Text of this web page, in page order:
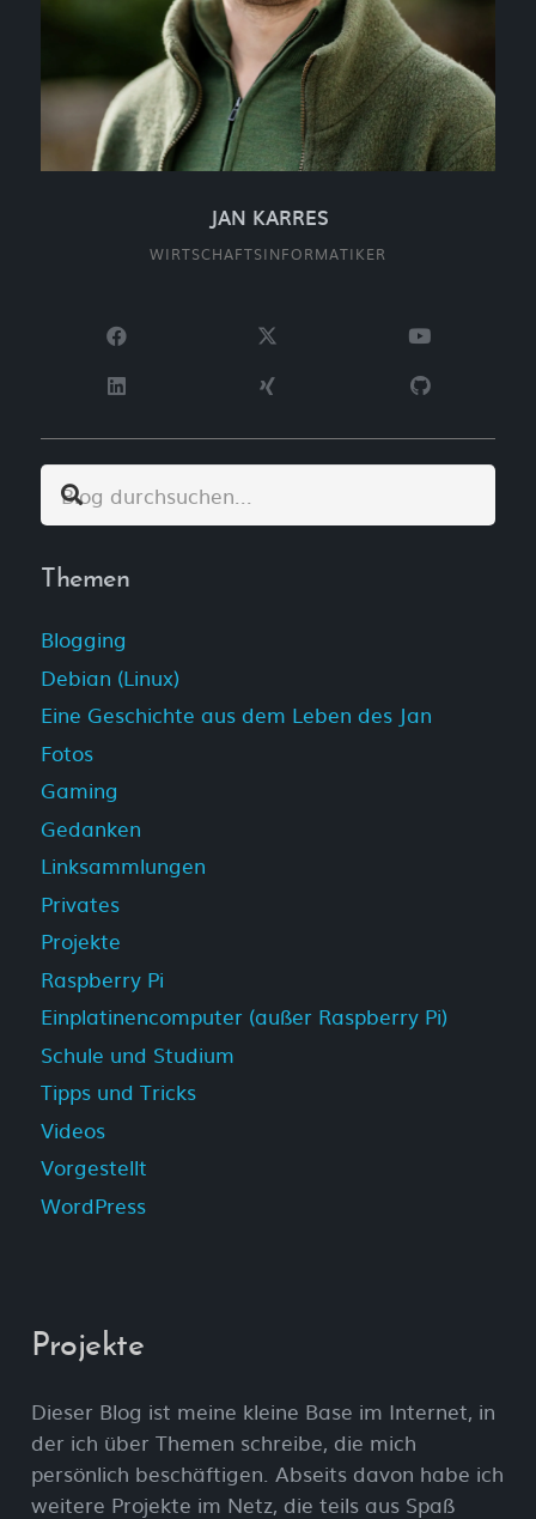
JAN KARRES
WIRTSCHAFTSINFORMATIKER
Themen
Blogging
Debian (Linux)
Eine Geschichte aus dem Leben des Jan
Fotos
Gaming
Gedanken
Linksammlungen
Privates
Projekte
Raspberry Pi
Einplatinencomputer (außer Raspberry Pi)
Schule und Studium
Tipps und Tricks
Videos
Vorgestellt
WordPress
Projekte
Dieser Blog ist meine kleine Base im Internet, in
der ich über Themen schreibe, die mich
persönlich beschäftigen. Abseits davon habe ich
weitere Projekte im Netz, die teils aus Spaß